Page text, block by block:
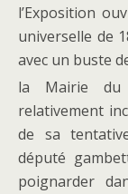
l’Exposition
universelle de
avec un buste
la Mairie du
relativement
de sa
député
poignarder